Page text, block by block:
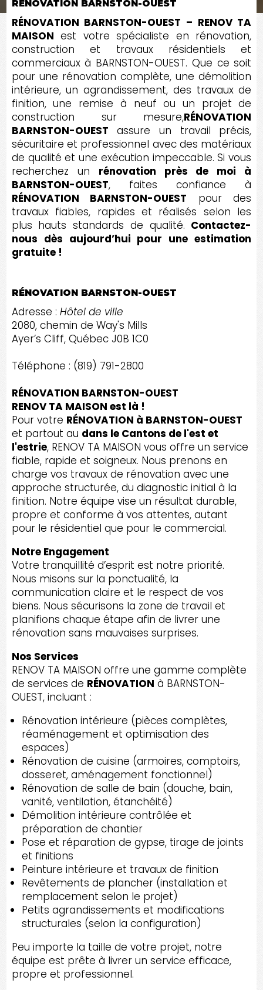
RÉNOVATION BARNSTON-OUEST
RÉNOVATION BARNSTON-OUEST – RENOV TA
MAISON est votre spécialiste en rénovation,
construction et travaux résidentiels et
commerciaux à BARNSTON-OUEST. Que ce soit
pour une rénovation complète, une démolition
intérieure, un agrandissement, des travaux de
finition, une remise à neuf ou un projet de
construction sur mesure,RÉNOVATION
BARNSTON-OUEST assure un travail précis,
sécuritaire et professionnel avec des matériaux
de qualité et une exécution impeccable. Si vous
recherchez un rénovation près de moi à
BARNSTON-OUEST, faites confiance à
RÉNOVATION BARNSTON-OUEST pour des
travaux fiables, rapides et réalisés selon les
plus hauts standards de qualité. Contactez-
nous dès aujourd’hui pour une estimation
gratuite !
RÉNOVATION BARNSTON-OUEST
Adresse : Hôtel de ville
2080, chemin de Way's Mills
Ayer’s Cliff, Québec J0B 1C0
Téléphone : (819) 791-2800
RÉNOVATION BARNSTON-OUEST
RENOV TA MAISON est là !
Pour votre RÉNOVATION à BARNSTON-OUEST
et partout au dans le Cantons de l'est et
l'estrie, RENOV TA MAISON vous offre un service
fiable, rapide et soigneux. Nous prenons en
charge vos travaux de rénovation avec une
approche structurée, du diagnostic initial à la
finition. Notre équipe vise un résultat durable,
propre et conforme à vos attentes, autant
pour le résidentiel que pour le commercial.
Notre Engagement
Votre tranquillité d’esprit est notre priorité.
Nous misons sur la ponctualité, la
communication claire et le respect de vos
biens. Nous sécurisons la zone de travail et
planifions chaque étape afin de livrer une
rénovation sans mauvaises surprises.
Nos Services
RENOV TA MAISON offre une gamme complète
de services de RÉNOVATION à BARNSTON-
OUEST, incluant :
Rénovation intérieure (pièces complètes,
réaménagement et optimisation des
espaces)
Rénovation de cuisine (armoires, comptoirs,
dosseret, aménagement fonctionnel)
Rénovation de salle de bain (douche, bain,
vanité, ventilation, étanchéité)
Démolition intérieure contrôlée et
préparation de chantier
Pose et réparation de gypse, tirage de joints
et finitions
Peinture intérieure et travaux de finition
Revêtements de plancher (installation et
remplacement selon le projet)
Petits agrandissements et modifications
structurales (selon la configuration)
Peu importe la taille de votre projet, notre
équipe est prête à livrer un service efficace,
propre et professionnel.